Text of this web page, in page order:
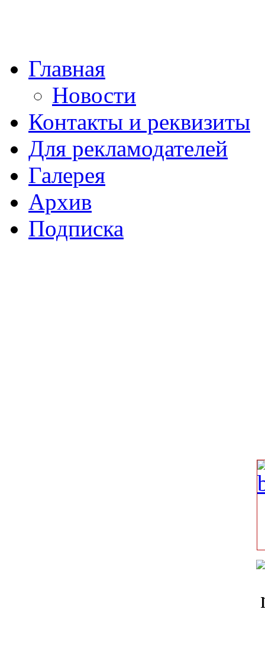
Главная
Новости
Контакты и реквизиты
Для рекламодателей
Галерея
Архив
Подписка